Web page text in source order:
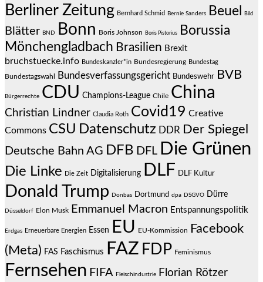
Berliner Zeitung Bernhard Schmid Bernie Sanders Beuel Bild
Blätter BND Bonn Boris Johnson Boris Pistorius
Borussia
Mönchengladbach Brasilien Brexit
bruchstuecke.info Bundeskanzler*in Bundesregierung Bundestag
Bundestagswahl Bundesverfassungsgericht Bundeswehr BVB
Bürgerrechte CDU Champions-League Chile China
Christian Lindner Claudia Roth Covid19 Creative
Commons CSU Datenschutz DDR Der Spiegel
Deutsche Bahn AG DFB DFL Die Grünen
Die Linke Die Zeit Digitalisierung DLF DLF Kultur
Donald Trump Donbas Dortmund dpa DSGVO Dürre
Düsseldorf Elon Musk Emmanuel Macron Entspannungspolitik
Erdgas Erneuerbare Energien Essen EU EU-Kommission
Facebook
(Meta) FAS Faschismus FAZ FDP Feminismus
Fernsehen FIFA Fleischindustrie Florian Rötzer